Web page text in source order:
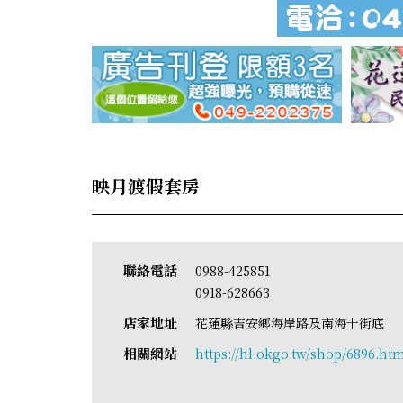
映月渡假套房
聯絡電話
0988-425851
0918-628663
店家地址 花蓮縣吉安鄉海岸路及南海十街底
相關網站 https://hl.okgo.tw/shop/